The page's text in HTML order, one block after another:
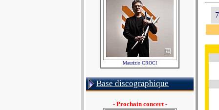
Maurizio CROCI
Base discographique
- Prochain concert -